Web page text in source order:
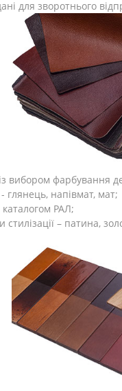
для зворотнього
вибором фарбування
глянець, напівмат, мат;
РАЛ;
стилізації – патина,